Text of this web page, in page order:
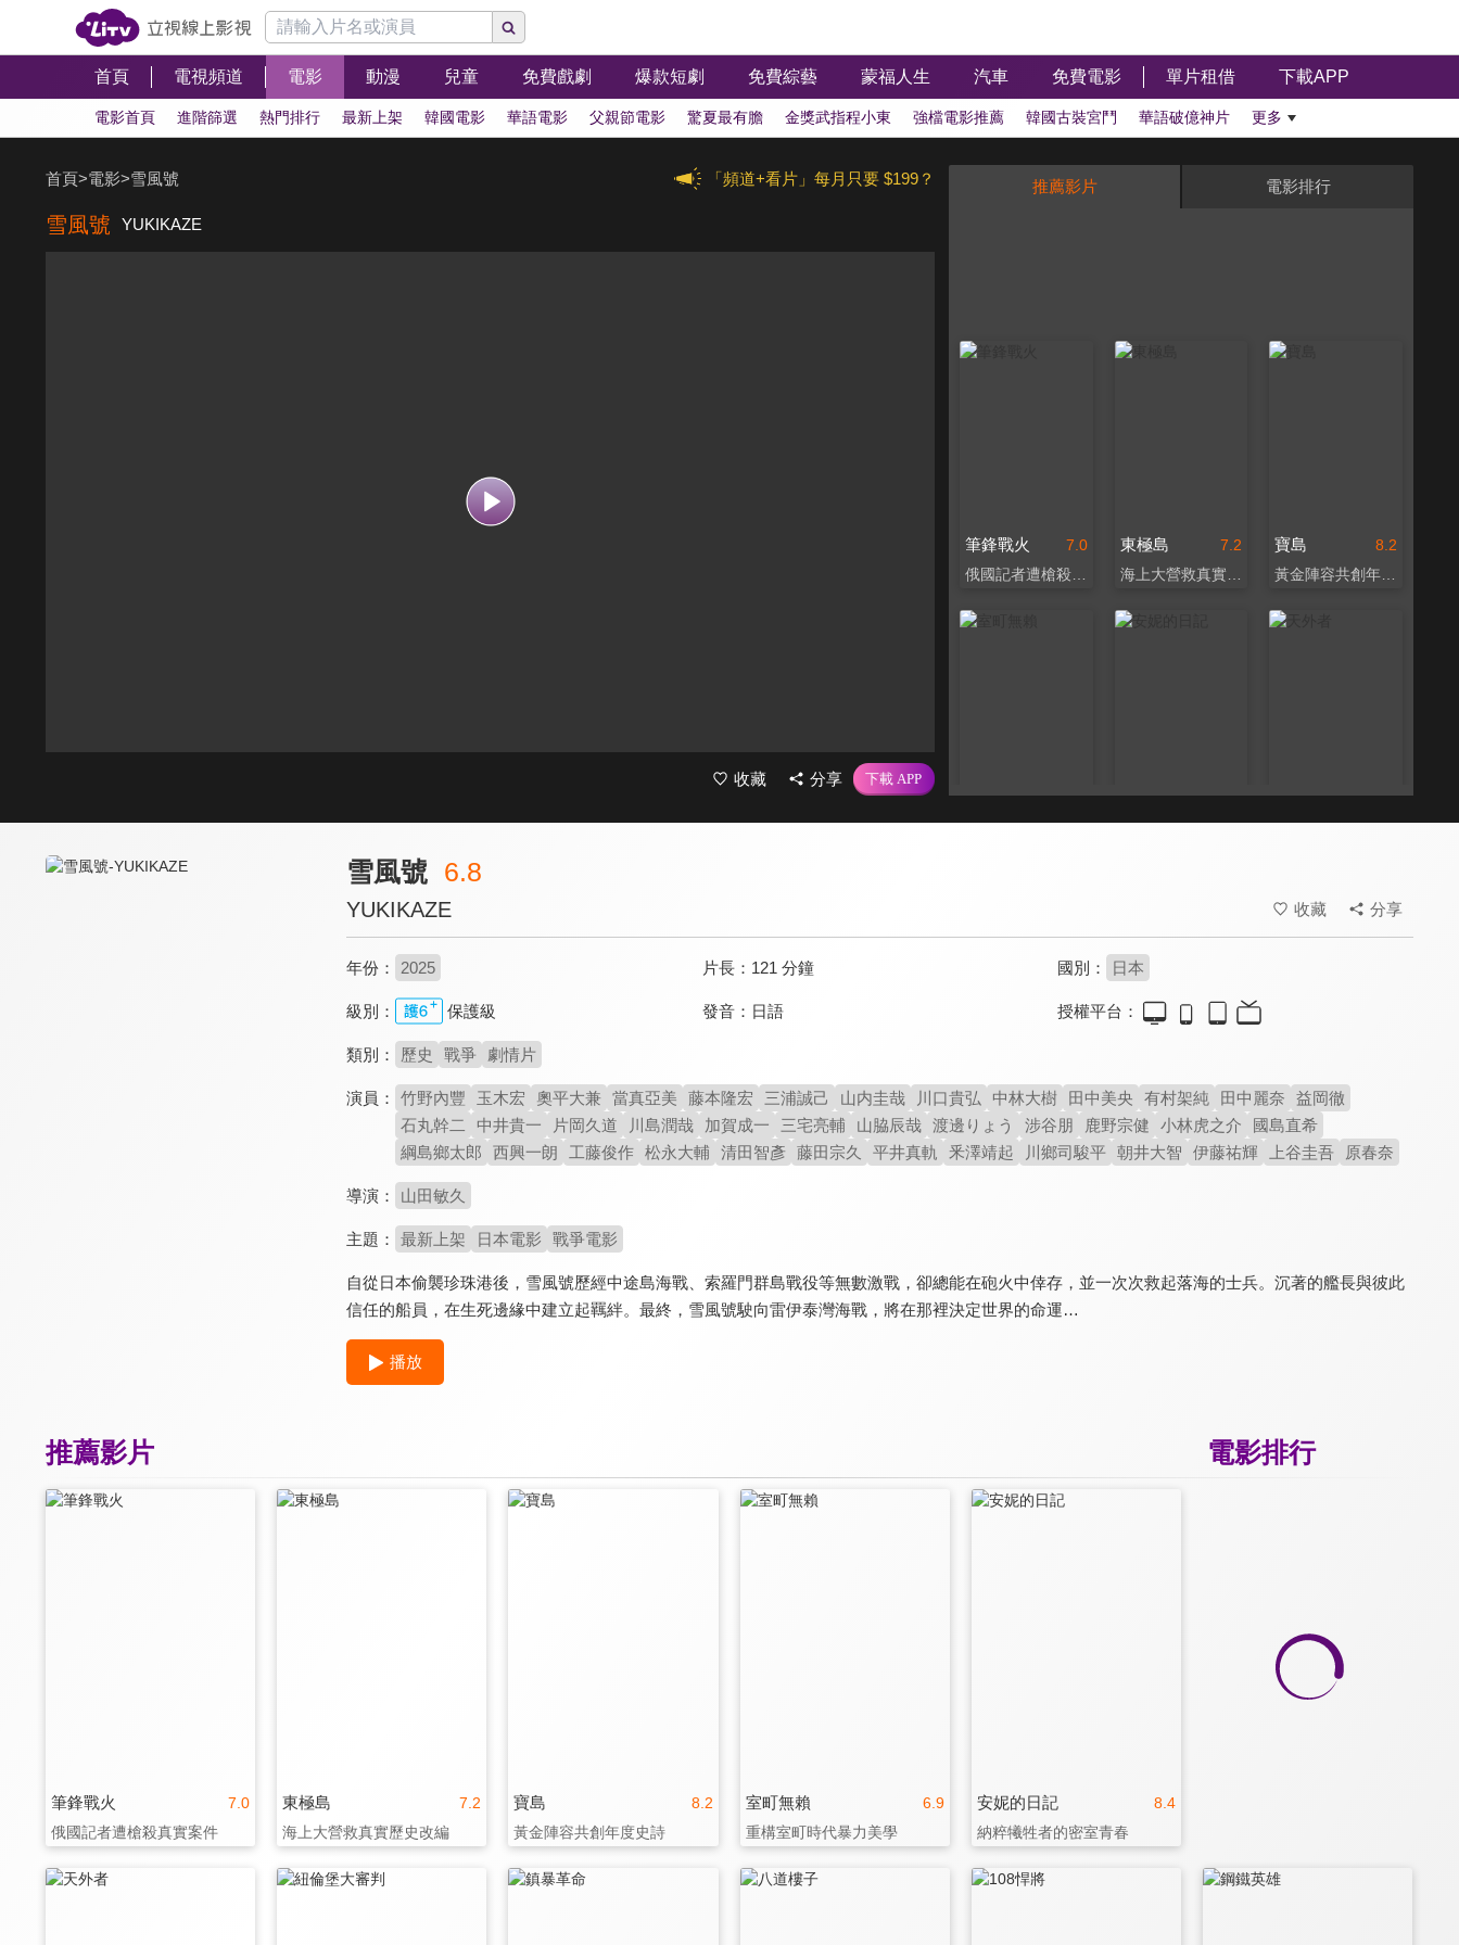
首頁 電視頻道 電影 動漫 兒童 免費戲劇 爆款短劇 免費綜藝 蒙福人生 汽車 免費電影 單片租借 下載APP
電影首頁 進階篩選 熱門排行 最新上架 韓國電影 華語電影 父親節電影 驚夏最有膽 金獎武指程小東 強檔電影推薦 韓國古裝宮鬥 華語破億神片 更多
「頻道+看片」每月只要 $199？
首頁>電影>雪風號
雪風號 YUKIKAZE
收藏 分享
推薦影片 電影排行
7.0
筆鋒戰火
俄國記者遭槍殺真實案件
7.2
東極島
海上大營救真實歷史改編
8.2
寶島
黃金陣容共創年度史詩
8.0
紐倫堡大審判
精采的法庭辯論群戲
8.5
鎮暴革命
取材自89年羅馬尼亞革命
八道樓子
雪風號 6.8
YUKIKAZE 收藏 分享
年份： 2025 片長： 121 分鐘 國別： 日本
級別： 保護級 發音： 日語 授權平台：
類別： 歷史 戰爭 劇情片
演員： 竹野內豐 玉木宏 奧平大兼 當真亞美 藤本隆宏 三浦誠己 山内圭哉 川口貴弘 中林大樹 田中美央 有村架純 田中麗奈
益岡徹
石丸幹二
中井貴一 片岡久道 川島潤哉 加賀成一 三宅亮輔 山脇辰哉 渡邊りょう 涉谷朋 鹿野宗健 小林虎之介
國島直希
綱島鄉太郎
西興一朗 工藤俊作 松永大輔 清田智彥 藤田宗久 平井真軌 釆澤靖起 川鄉司駿平 朝井大智 伊藤祐輝 上谷圭吾 原春奈
導演： 山田敏久
主題： 最新上架 日本電影 戰爭電影
自從日本偷襲珍珠港後，雪風號歷經中途島海戰、索羅門群島戰役等無數激戰，卻總能在砲火中倖存，並一次次救起落海的士兵。沉著的艦長與彼此
信任的船員，在生死邊緣中建立起羈絆。最終，雪風號駛向雷伊泰灣海戰，將在那裡決定世界的命運…
播放
電影排行
推薦影片
7.0
筆鋒戰火
俄國記者遭槍殺真實案件
7.2
東極島
海上大營救真實歷史改編
8.2
寶島
黃金陣容共創年度史詩
6.9
室町無賴
重構室町時代暴力美學
8.4
安妮的日記
納粹犧牲者的密室青春